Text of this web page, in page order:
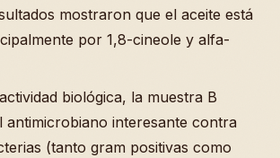
mostraron que el aceite está
por 1,8-cineole y alfa-
biológica, la muestra B
interesante contra
(tanto gram positivas como